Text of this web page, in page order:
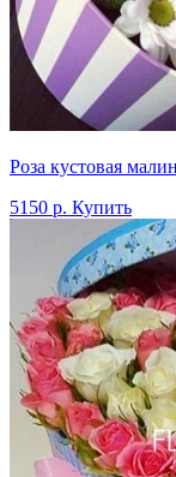
Роза кустовая
5150 р. Купить